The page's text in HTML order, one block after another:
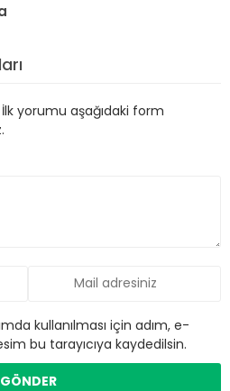
yorumu aşağıdaki form
kullanılması için adım, e-
bu tarayıcıya kaydedilsin.